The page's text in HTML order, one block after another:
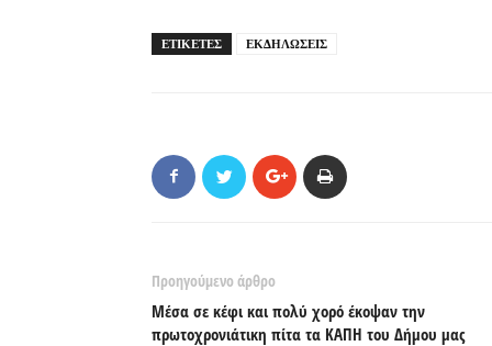
ΕΤΙΚΕΤΕΣ ΕΚΔΗΛΩΣΕΙΣ
Προηγούμενο άρθρο
Μέσα σε κέφι και πολύ χορό έκοψαν την
πρωτοχρονιάτικη πίτα τα ΚΑΠΗ του Δήμου μας